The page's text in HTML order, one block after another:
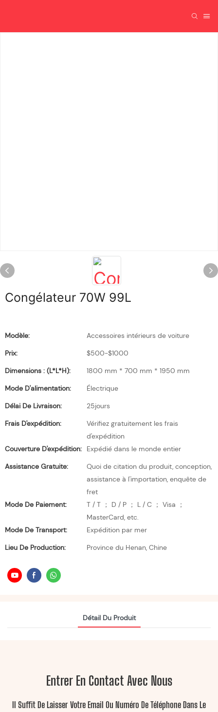
Congélateur 70W 99L
Modèle:
Accessoires intérieurs de voiture
Prix:
$500-$1000
Dimensions : (L*l*H):
1800 mm * 700 mm * 1950 mm
Mode D'alimentation:
Électrique
Délai De Livraison:
25jours
Frais D'expédition:
Vérifiez gratuitement les frais
d'expédition
Couverture D'expédition:
Expédié dans le monde entier
Assistance Gratuite:
Quoi de citation du produit, conception,
assistance à l'importation, enquête de
fret
Mode De Paiement:
T / T ； D / P ； L / C ； Visa ；
MasterCard, etc.
Mode De Transport:
Expédition par mer
Lieu De Production:
Province du Henan, Chine
Détail Du Produit
Entrer En Contact Avec Nous
Il Suffit De Laisser Votre Email Ou Numéro De Téléphone Dans Le